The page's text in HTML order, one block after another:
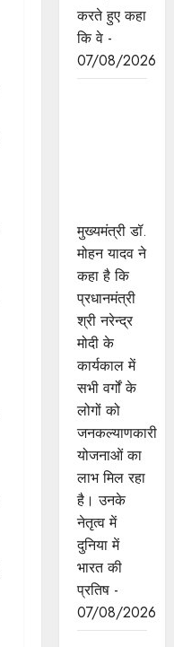
करते हुए कहा
कि वे -
07/08/2026
मुख्यमंत्री डॉ.
मोहन यादव ने
कहा है कि
प्रधानमंत्री
श्री नरेन्द्र
मोदी के
कार्यकाल में
सभी वर्गों के
लोगों को
जनकल्याणकारी
योजनाओं का
लाभ मिल रहा
है। उनके
नेतृत्व में
दुनिया में
भारत की
प्रतिष -
07/08/2026